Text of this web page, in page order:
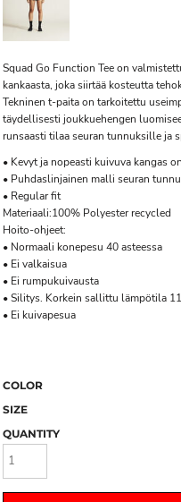
Squad Go Function Tee on
kankaasta, joka siirtää kosteutta
Tekninen t-paita on tarkoitettu
täydellisesti joukkuehengen
runsaasti tilaa seuran tunnuksille ja
• Kevyt ja nopeasti kuivuva kangas
• Puhdaslinjainen malli seuran
• Regular fit
Materiaali:100% Polyester recycled
Hoito-ohjeet:
• Normaali konepesu 40 asteessa
• Ei valkaisua
• Ei rumpukuivausta
• Silitys. Korkein sallittu lämpötila
• Ei kuivapesua
COLOR
SIZE
QUANTITY